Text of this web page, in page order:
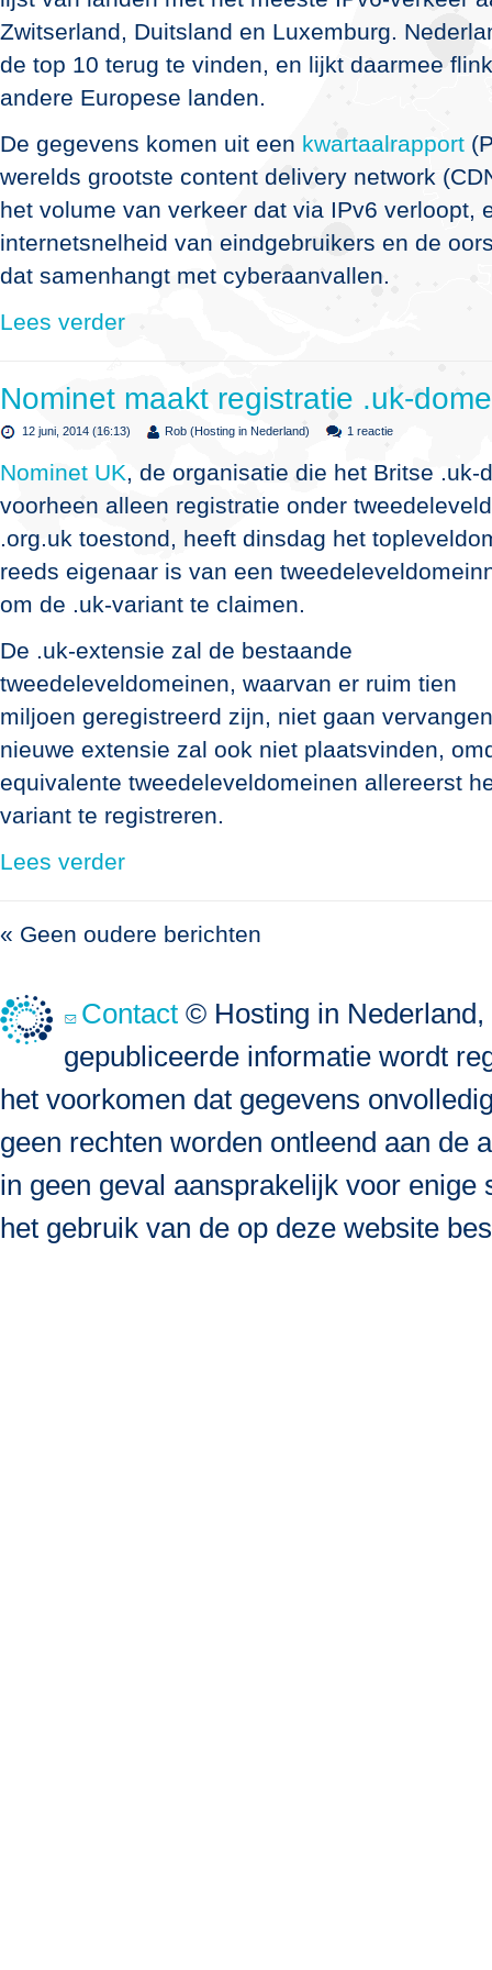
Zwitserland, Duitsland en Luxemburg.
de top 10 terug te vinden, en lijkt daarmee
andere Europese landen.
De gegevens komen uit een kwartaalrapport
werelds grootste content delivery network
het volume van verkeer dat via IPv6 verloopt,
internetsnelheid van eindgebruikers en de
dat samenhangt met cyberaanvallen.
Lees verder
Nominet maakt registratie .uk-
12 juni, 2014 (16:13) Rob (Hosting in Nederland) 1 reactie
Nominet UK, de organisatie die het Britse .uk-
voorheen alleen registratie onder
.org.uk toestond, heeft dinsdag het
reeds eigenaar is van een
om de .uk-variant te claimen.
De .uk-extensie zal de bestaande
tweedeleveldomeinen, waarvan er ruim tien
miljoen geregistreerd zijn, niet gaan
nieuwe extensie zal ook niet plaatsvinden,
equivalente tweedeleveldomeinen allereerst
variant te registreren.
Lees verder
« Geen oudere berichten
Contact © Hosting in
gepubliceerde informatie wordt
het voorkomen dat gegevens
geen rechten worden ontleend aan de
in geen geval aansprakelijk voor
het gebruik van de op deze website